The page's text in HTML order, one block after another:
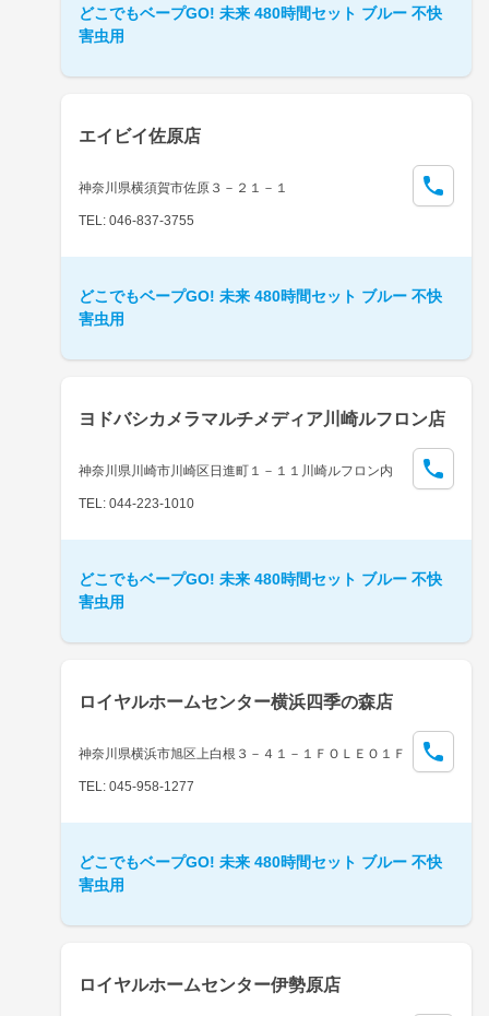
どこでもベープGO! 未来 480時間セット ブルー 不快
害虫用
エイビイ佐原店
神奈川県横須賀市佐原３－２１－１
TEL: 046-837-3755
どこでもベープGO! 未来 480時間セット ブルー 不快
害虫用
ヨドバシカメラマルチメディア川崎ルフロン店
神奈川県川崎市川崎区日進町１－１１川崎ルフロン内
TEL: 044-223-1010
どこでもベープGO! 未来 480時間セット ブルー 不快
害虫用
ロイヤルホームセンター横浜四季の森店
神奈川県横浜市旭区上白根３－４１－１ＦＯＬＥＯ１Ｆ
TEL: 045-958-1277
どこでもベープGO! 未来 480時間セット ブルー 不快
害虫用
ロイヤルホームセンター伊勢原店